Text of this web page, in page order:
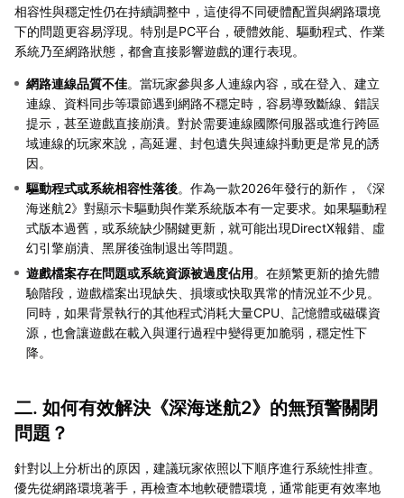
相容性與穩定性仍在持續調整中，這使得不同硬體配置與網路環境
下的問題更容易浮現。特別是PC平台，硬體效能、驅動程式、作業
系統乃至網路狀態，都會直接影響遊戲的運行表現。
網路連線品質不佳。當玩家參與多人連線內容，或在登入、建立
連線、資料同步等環節遇到網路不穩定時，容易導致斷線、錯誤
提示，甚至遊戲直接崩潰。對於需要連線國際伺服器或進行跨區
域連線的玩家來說，高延遲、封包遺失與連線抖動更是常見的誘
因。
驅動程式或系統相容性落後。作為一款2026年發行的新作，《深
海迷航2》對顯示卡驅動與作業系統版本有一定要求。如果驅動程
式版本過舊，或系統缺少關鍵更新，就可能出現DirectX報錯、虛
幻引擎崩潰、黑屏後強制退出等問題。
遊戲檔案存在問題或系統資源被過度佔用。在頻繁更新的搶先體
驗階段，遊戲檔案出現缺失、損壞或快取異常的情況並不少見。
同時，如果背景執行的其他程式消耗大量CPU、記憶體或磁碟資
源，也會讓遊戲在載入與運行過程中變得更加脆弱，穩定性下
降。
二. 如何有效解決《深海迷航2》的無預警關閉
問題？
針對以上分析出的原因，建議玩家依照以下順序進行系統性排查。
優先從網路環境著手，再檢查本地軟硬體環境，通常能更有效率地